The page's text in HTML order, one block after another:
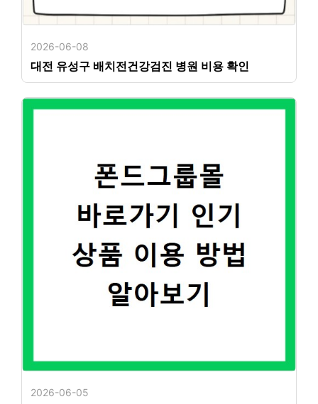
2026-06-08
대전 유성구 배치전건강검진 병원 비용 확인
2026-06-05